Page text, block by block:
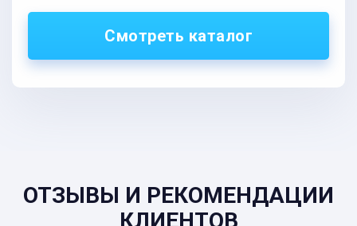
Смотреть каталог
ОТЗЫВЫ И РЕКОМЕНДАЦИИ